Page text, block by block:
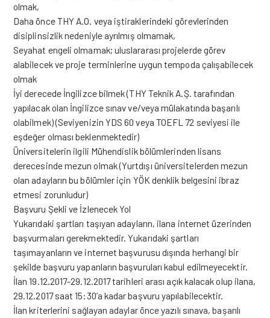
olmak,
Daha önce THY A.O. veya iştiraklerindeki görevlerinden
disiplinsizlik nedeniyle ayrılmış olmamak,
Seyahat engeli olmamak; uluslararası projelerde görev
alabilecek ve proje terminlerine uygun tempoda çalışabilecek
olmak
İyi derecede İngilizce bilmek (THY Teknik A.Ş. tarafından
yapılacak olan İngilizce sınav ve/veya mülakatında başarılı
olabilmek) (Seviyenizin YDS 60 veya TOEFL 72 seviyesi ile
eşdeğer olması beklenmektedir)
Üniversitelerin ilgili Mühendislik bölümlerinden lisans
derecesinde mezun olmak (Yurtdışı üniversitelerden mezun
olan adayların bu bölümler için YÖK denklik belgesini ibraz
etmesi zorunludur)
Başvuru Şekli ve İzlenecek Yol
Yukarıdaki şartları taşıyan adayların, ilana internet üzerinden
başvurmaları gerekmektedir. Yukarıdaki şartları
taşımayanların ve internet başvurusu dışında herhangi bir
şekilde başvuru yapanların başvuruları kabul edilmeyecektir.
İlan 19.12.2017-29.12.2017 tarihleri arası açık kalacak olup ilana,
29.12.2017 saat 15:30’a kadar başvuru yapılabilecektir.
İlan kriterlerini sağlayan adaylar önce yazılı sınava, başarılı